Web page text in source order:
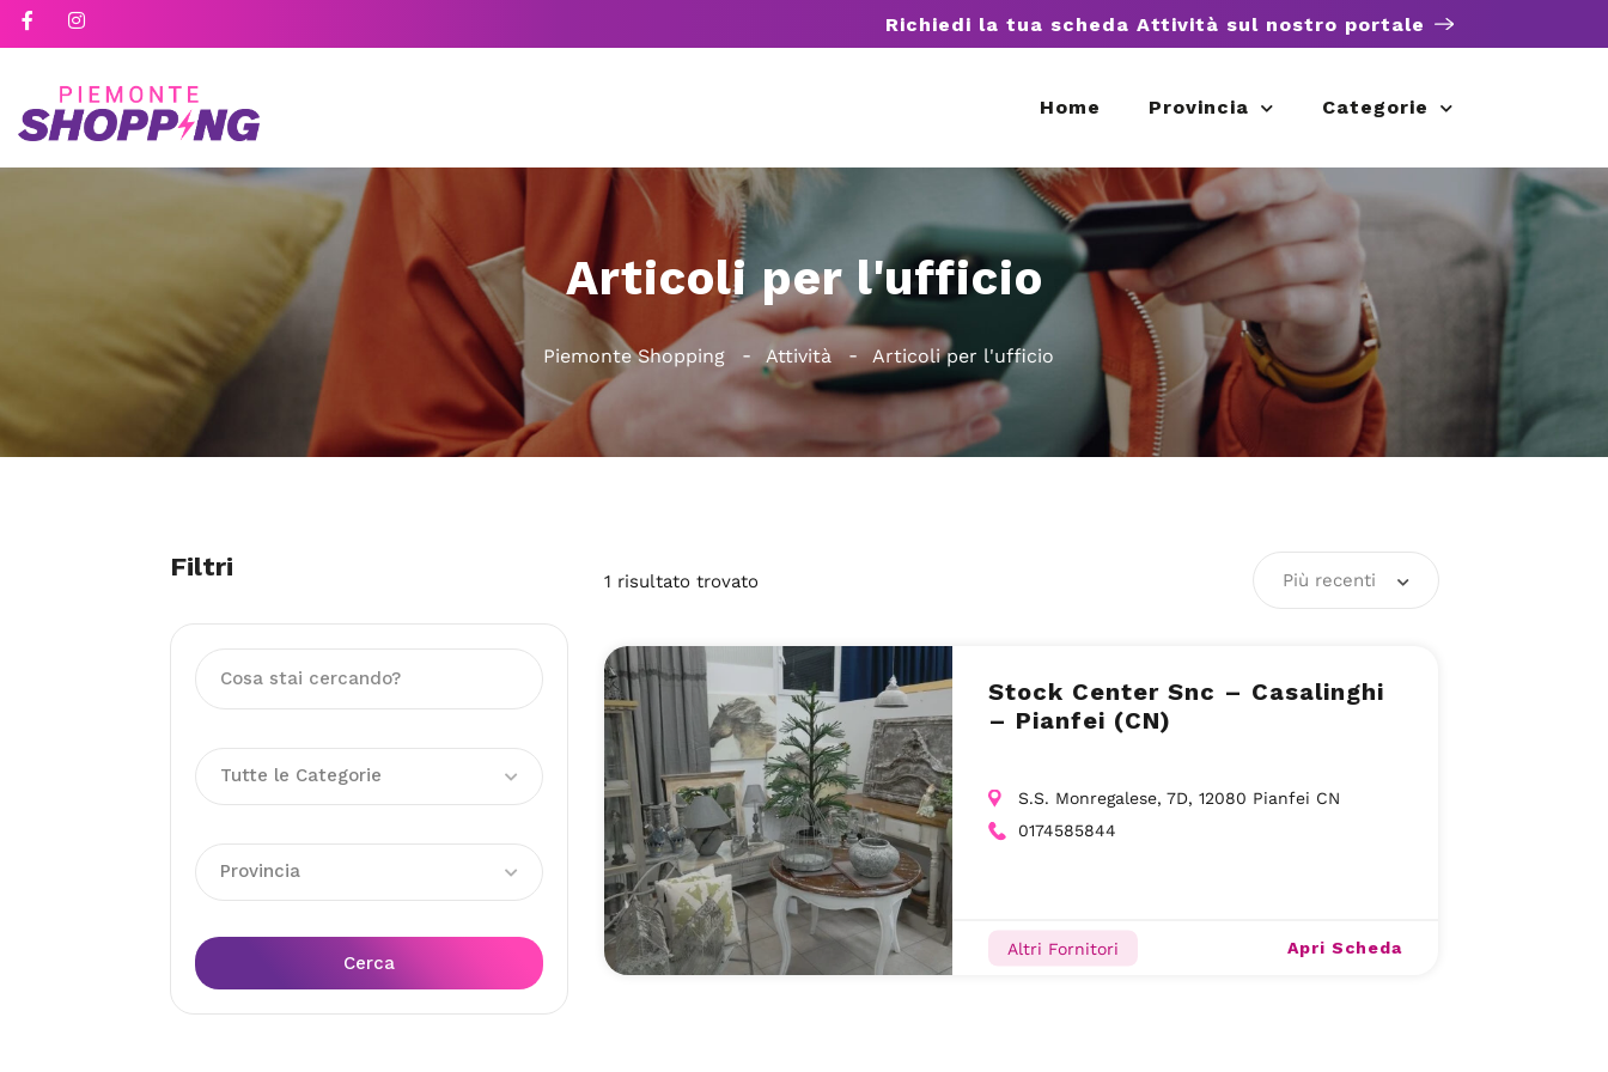
Richiedi la tua scheda Attività sul nostro portale
Home Provincia Categorie
Articoli per l'ufficio
Piemonte Shopping Attività Articoli per l'ufficio
Filtri
Tutte le Categorie
Provincia
Cerca
1 risultato trovato Più recenti
Stock Center Snc – Casalinghi
– Pianfei (CN)
S.S. Monregalese, 7D, 12080 Pianfei CN
0174585844
Altri Fornitori Apri Scheda